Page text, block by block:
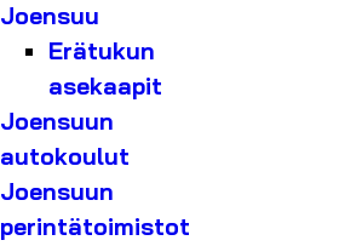
Joensuu
Erätukun
asekaapit
Joensuun
autokoulut
Joensuun
perintätoimistot